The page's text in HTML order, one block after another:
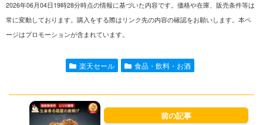
e
l o
o y
2026年06月04日19時28分時点の情報に基づいた内容です。価格や在庫、販売条件等は
常に変動しております。購入をする際はリンク先の内容の確認をお願いします。本ペ
ージはプロモーションが含まれています。
楽天セール 食品・飲料・お酒